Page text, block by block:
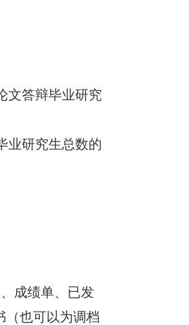
文答辩毕业研究
业研究生总数的
成绩单、已发
（也可以为调档